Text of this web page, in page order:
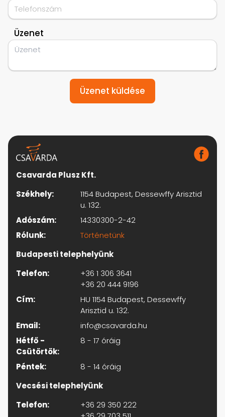
Üzenet
Üzenet küldése
Csavarda Plusz Kft.
Székhely:
1154 Budapest, Dessewffy Arisztid
u. 132.
Adószám:
14330300-2-42
Rólunk:
Történetünk
Budapesti telephelyünk
Telefon:
+36 1 306 3641
+36 20 444 9196
Cím:
HU 1154 Budapest, Dessewffy
Arisztid u. 132.
Email:
info@csavarda.hu
Hétfő -
Csütörtök:
8 - 17 óráig
Péntek:
8 - 14 óráig
Vecsési telephelyünk
Telefon:
+36 29 350 222